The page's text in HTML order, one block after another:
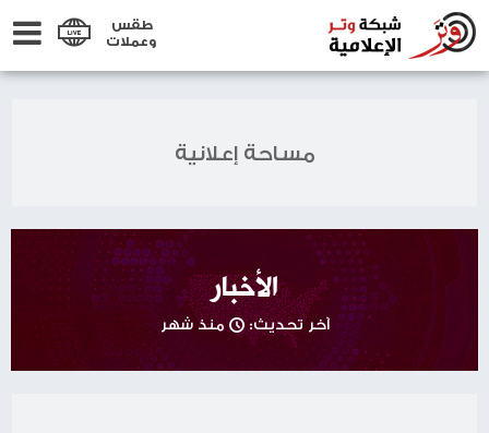
طقس
وعملات
مساحة إعلانية
الأخبار
آخر تحديث: منذ شهر